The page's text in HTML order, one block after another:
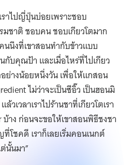
ราไปญี่ปุ่นบ่อยเพราะชอบ
ชาติ ชอบคน ชอบเกียวโตมาก
นนึงที่เขาสอนทำกับข้าวแบบ
กับคุณป้า และเมื่อไหร่ที่ไปเกียว
ย่างน้อยหนึ่งวัน เพื่อให้แกสอน
ไม่ว่าจะเป็นซีอิ๊ว เป็นฮอนมิ
วเวลาเราไปร้านชาที่เกียวโตเรา
าง ก่อนจะขอให้เขาสอนพิธีชงชา
โชคดี เราก็เลยเริ่มคอนเนกต์
นั้นมา”